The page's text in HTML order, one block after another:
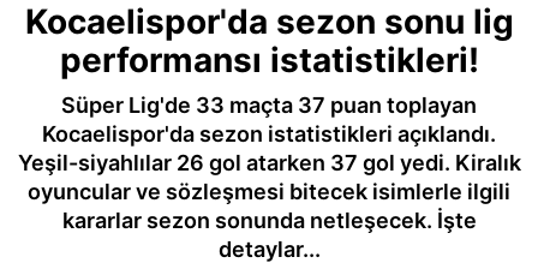
Kocaelispor'da sezon sonu lig
performansı istatistikleri!
Süper Lig'de 33 maçta 37 puan toplayan
Kocaelispor'da sezon istatistikleri açıklandı.
Yeşil-siyahlılar 26 gol atarken 37 gol yedi. Kiralık
oyuncular ve sözleşmesi bitecek isimlerle ilgili
kararlar sezon sonunda netleşecek. İşte
detaylar...